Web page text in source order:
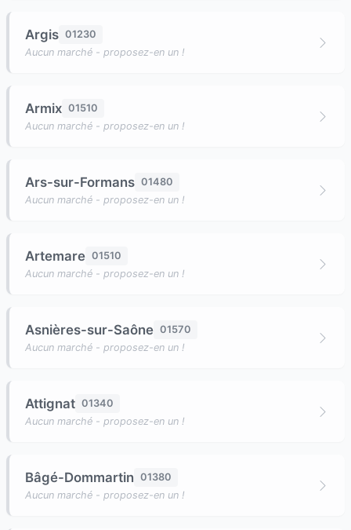
Argis 01230
Aucun marché - proposez-en un !
Armix 01510
Aucun marché - proposez-en un !
Ars-sur-Formans 01480
Aucun marché - proposez-en un !
Artemare 01510
Aucun marché - proposez-en un !
Asnières-sur-Saône 01570
Aucun marché - proposez-en un !
Attignat 01340
Aucun marché - proposez-en un !
Bâgé-Dommartin 01380
Aucun marché - proposez-en un !